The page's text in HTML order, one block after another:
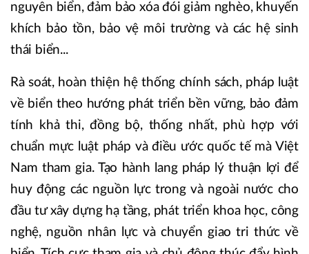
nguyên biển, đảm bảo xóa đói giảm nghèo, khuyến
khích bảo tồn, bảo vệ môi trường và các hệ sinh
thái biển...
Rà soát, hoàn thiện hệ thống chính sách, pháp luật
về biển theo hướng phát triển bền vững, bảo đảm
tính khả thi, đồng bộ, thống nhất, phù hợp với
chuẩn mực luật pháp và điều ước quốc tế mà Việt
Nam tham gia. Tạo hành lang pháp lý thuận lợi để
huy động các nguồn lực trong và ngoài nước cho
đầu tư xây dựng hạ tầng, phát triển khoa học, công
nghệ, nguồn nhân lực và chuyển giao tri thức về